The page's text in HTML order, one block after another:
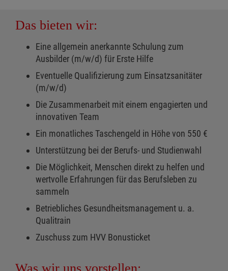
Das bieten wir:
Eine allgemein anerkannte Schulung zum
Ausbilder (m/w/d) für Erste Hilfe
Eventuelle Qualifizierung zum Einsatzsanitäter
(m/w/d)
Die Zusammenarbeit mit einem engagierten und
innovativen Team
Ein monatliches Taschengeld in Höhe von 550 €
Unterstützung bei der Berufs- und Studienwahl
Die Möglichkeit, Menschen direkt zu helfen und
wertvolle Erfahrungen für das Berufsleben zu
sammeln
Betriebliches Gesundheitsmanagement u. a.
Qualitrain
Zuschuss zum HVV Bonusticket